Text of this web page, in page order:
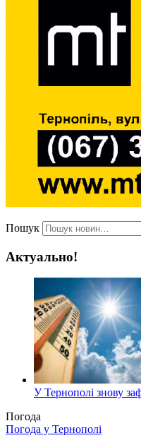
Пошук
Актуально!
У Тернополі знову
Погода
Погода у Тернополі